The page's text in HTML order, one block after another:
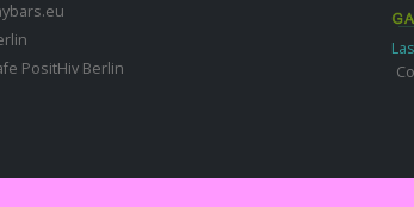
PositHiv Berlin